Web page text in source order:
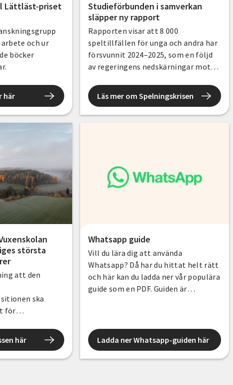
Lättläst-priset
och ur
böcker
här
Studieförbunden i samverkan
släpper ny rapport
Rapporten visar att 8 000
speltillfällen för unga och andra har
försvunnit 2024–2025, som en följd
av regeringens nedskärningar mot
Läs mer om Spelningskrisen
största
att den
ska
för
kan ligga till
här
Whatsapp guide
Vill du lära dig att använda
Whatsapp? Då har du hittat helt rätt
och här kan du ladda ner vår populära
guide som en PDF. Guiden är
Ai och teknik.
Ladda ner Whatsapp-guiden här